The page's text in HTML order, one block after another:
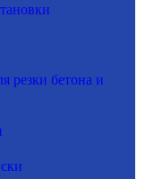
резки бетона и